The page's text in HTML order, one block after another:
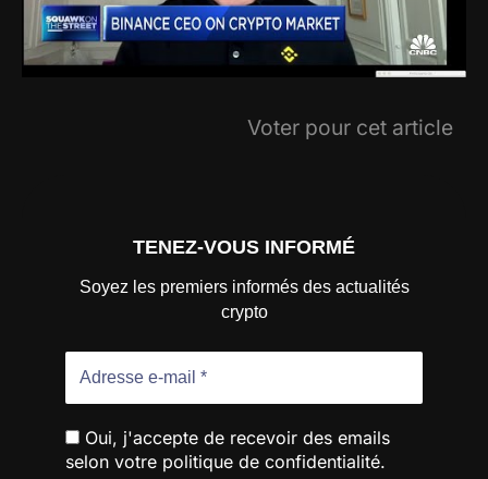
Voter pour cet article
TENEZ-VOUS INFORMÉ
Soyez les premiers informés des actualités
crypto
Oui, j'accepte de recevoir des emails
selon votre politique de confidentialité.